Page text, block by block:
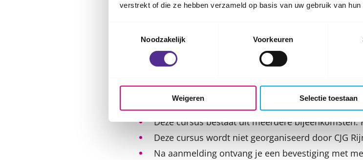
verstrekt of die ze hebben verzameld op basis van uw gebruik van
Noodzakelijk
Voorkeuren
Weigeren Selectie toestaan
Als je ouders gescheiden zijn is dat niet makkelijk.
jeugd? Bij wie kun jij je verhaal kwijt?
Praktische informatie
Meedoen is gratis voor inwoners van de
Voor kinderen van 8 tot en met 12 jaar.
Deze cursus bestaat uit meerdere
Deze cursus wordt niet georganiseerd door CJG
Na aanmelding ontvang je een bevestiging met